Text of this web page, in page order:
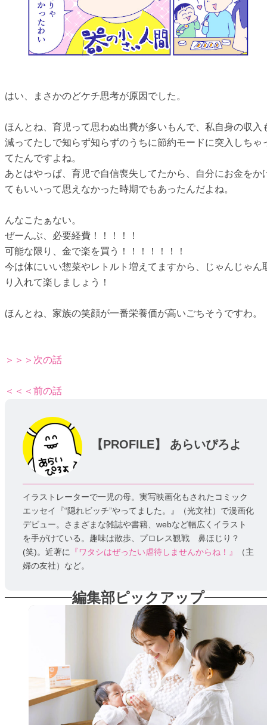
はい、まさかのどケチ思考が原因でした。
ほんとね、育児って思わぬ出費が多いもんで、私自身の収入
減ってたしで知らず知らずのうちに節約モードに突入しちゃ
てたんですよね。
あとはやっぱ、育児で自信喪失してたから、自分にお金をか
てもいいって思えなかった時期でもあったんだよね。
んなこたぁない。
ぜーんぶ、必要経費！！！！！
可能な限り、金で楽を買う！！！！！！！
今は体にいい惣菜やレトルト増えてますから、じゃんじゃん
り入れて楽しましょう！
ほんとね、家族の笑顔が一番栄養価が高いごちそうですわ。
＞＞＞次の話
＜＜＜前の話
【PROFILE】 あらいぴろよ
イラストレーターで一児の母。実写映画化もされたコミック
エッセイ『“隠れビッチ”やってました。』（光文社）で漫画化
デビュー。さまざまな雑誌や書籍、webなど幅広くイラスト
を手がけている。趣味は散歩、プロレス観戦 鼻ほじり？
(笑)。近著に
『ワタシはぜったい虐待しませんからね！』
（主
婦の友社）など。
編集部ピックアップ